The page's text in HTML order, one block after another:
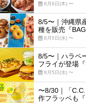
8月6日(木) 〜
8/5〜｜沖縄県
種を販売『
8月5日(水) 〜
8/5〜｜ハラペ
フライが登場
8月5日(水) 〜
〜8/30｜「
作フラッペも『